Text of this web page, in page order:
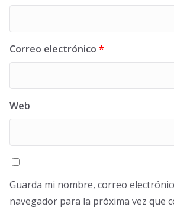
Correo electrónico *
Web
Guarda mi nombre, correo
navegador para la próxima vez que